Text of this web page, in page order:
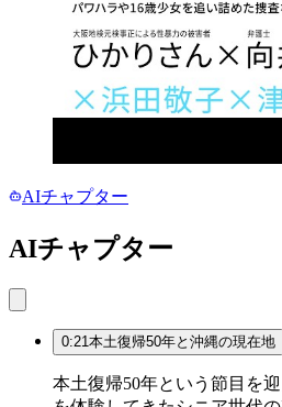
AIチャプター
AIチャプター
0:21本土復帰50年と沖縄の現在地
本土復帰50年という節目を